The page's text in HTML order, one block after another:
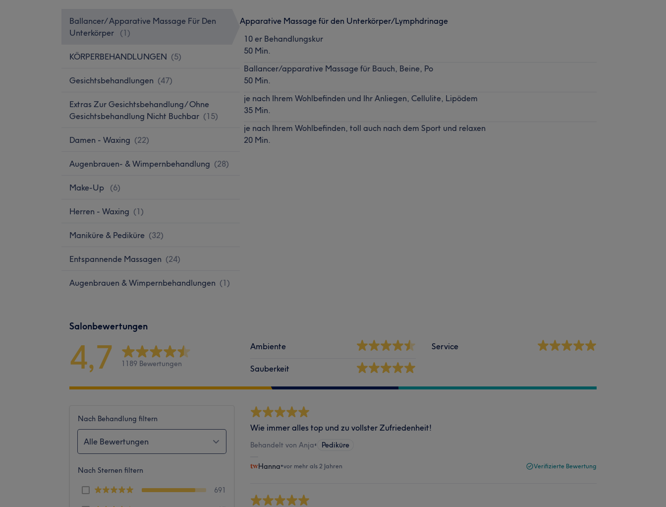
Ballancer/ Apparative Massage Für Den
Unterkörper
(1 )
KÖRPERBEHANDLUNGEN (5)
Gesichtsbehandlungen (47)
Extras Zur Gesichtsbehandlung/ Ohne
Gesichtsbehandlung Nicht Buchbar (15)
Damen - Waxing (22)
Augenbrauen- & Wimpernbehandlung (28)
Make-Up (6)
Herren - Waxing (1)
Maniküre & Pediküre (32)
Entspannende Massagen (24)
Augenbrauen & Wimpernbehandlungen (1)
Apparative Massage für den Unterkörper/Lymphdrinage
10 er Behandlungskur
50 Min.
Ballancer/apparative Massage für Bauch, Beine, Po
50 Min.
je nach Ihrem Wohlbefinden und Ihr Anliegen, Cellulite, Lipödem
35 Min.
je nach Ihrem Wohlbefinden, toll auch nach dem Sport und relaxen
20 Min.
Salonbewertungen
4,7 1189 Bewertungen
Ambiente
Sauberkeit
Service
Nach Behandlung filtern
Alle Bewertungen
Nach Sternen filtern
691
Wie immer alles top und zu vollster Zufriedenheit!
Behandelt von Anja• Pediküre
Hanna•vor mehr als 2 Jahren Verifizierte Bewertung